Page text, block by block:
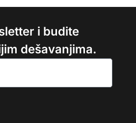
i budite
dešavanjima.